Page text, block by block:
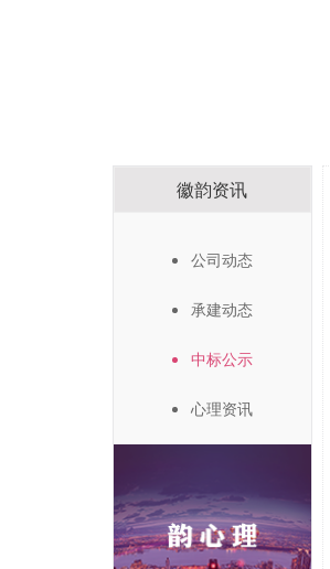
徽韵资讯
公司动态
承建动态
中标公示
心理资讯